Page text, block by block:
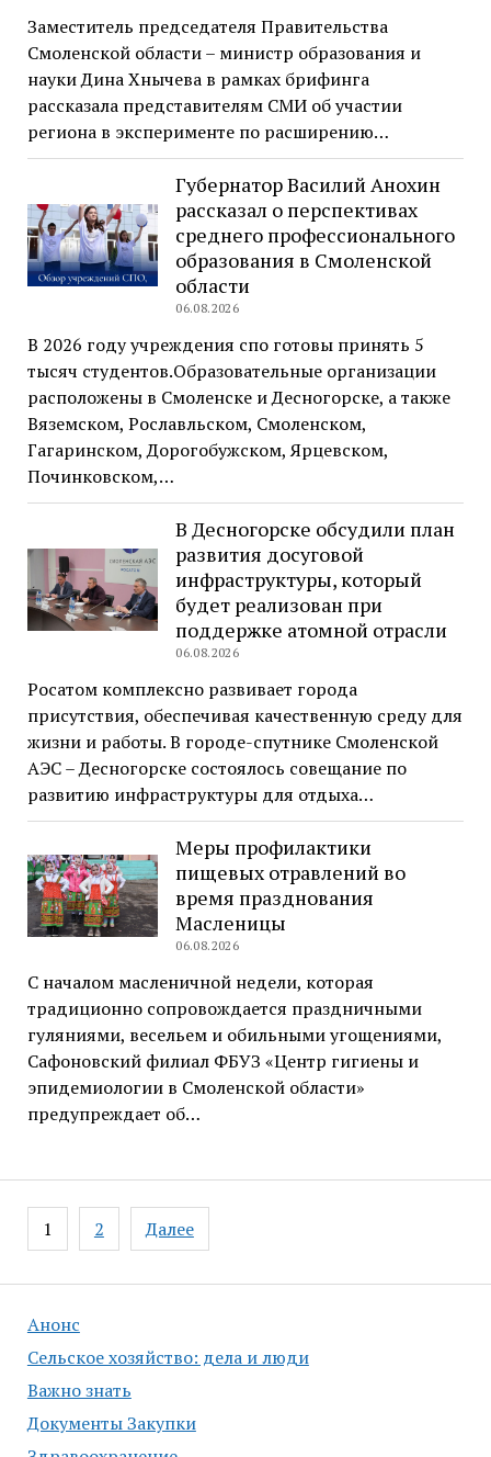
Анонс
Сельское хозяйство: дела и люди
Важно знать
Документы Закупки
Заместитель председателя Правительства
Смоленской области – министр образования и
науки Дина Хнычева в рамках брифинга
рассказала представителям СМИ об участии
региона в эксперименте по расширению…
Губернатор Василий Анохин
рассказал о перспективах
среднего профессионального
образования в Смоленской
области
06.08.2026
В 2026 году учреждения спо готовы принять 5
тысяч студентов.Образовательные организации
расположены в Смоленске и Десногорске, а также
Вяземском, Рославльском, Смоленском,
Гагаринском, Дорогобужском, Ярцевском,
Починковском,…
В Десногорске обсудили план
развития досуговой
инфраструктуры, который
будет реализован при
поддержке атомной отрасли
06.08.2026
Росатом комплексно развивает города
присутствия, обеспечивая качественную среду для
жизни и работы. В городе-спутнике Смоленской
АЭС – Десногорске состоялось совещание по
развитию инфраструктуры для отдыха…
Меры профилактики
пищевых отравлений во
время празднования
Масленицы
06.08.2026
С началом масленичной недели, которая
традиционно сопровождается праздничными
гуляниями, весельем и обильными угощениями,
Сафоновский филиал ФБУЗ «Центр гигиены и
эпидемиологии в Смоленской области»
предупреждает об…
Навигация
по
1 2 Далее